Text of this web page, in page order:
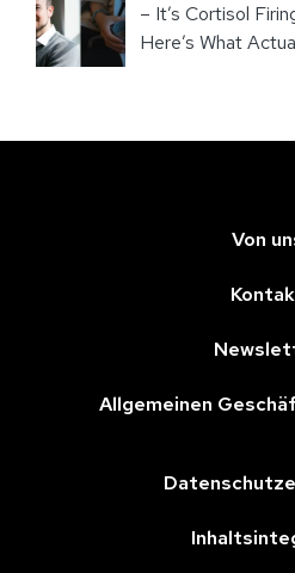
– It’s Cortisol
Here’s What
Von
Allgemeinen